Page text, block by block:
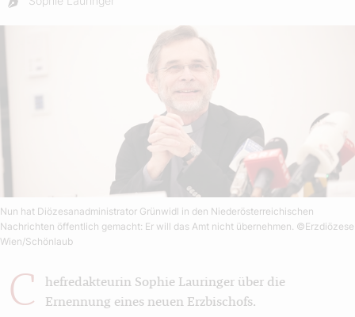
Nun hat Diözesanadministrator Grünwidl in den Niederösterreichischen
Nachrichten öffentlich gemacht: Er will das Amt nicht übernehmen. ©Erzdiözese
Wien/Schönlaub
C
hefredakteurin Sophie Lauringer über die
Ernennung eines neuen Erzbischofs.